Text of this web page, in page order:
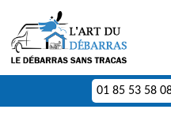
01 85 53 58